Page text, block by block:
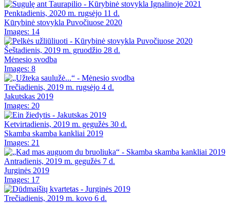
Penktadienis, 2020 m. rugsėjo 11 d.
Kūrybinė stovykla Puvočiuose 2020
Images: 14
Šeštadienis, 2019 m. gruodžio 28 d.
Mėnesio svodba
Images: 8
Trečiadienis, 2019 m. rugsėjo 4 d.
Jakutskas 2019
Images: 20
Ketvirtadienis, 2019 m. gegužės 30 d.
Skamba skamba kankliai 2019
Images: 21
Antradienis, 2019 m. gegužės 7 d.
Jurginės 2019
Images: 17
Trečiadienis, 2019 m. kovo 6 d.